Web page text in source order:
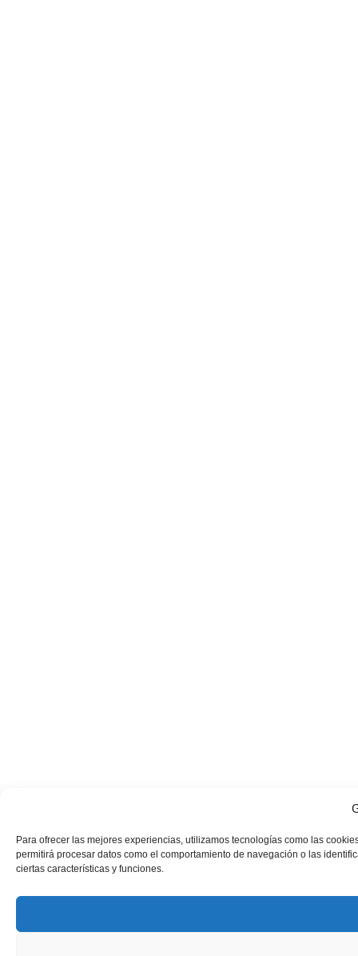
Para ofrecer las mejores experiencias, utilizamos tecnologías como las
permitirá procesar datos como el comportamiento de navegación o las
ciertas características y funciones.